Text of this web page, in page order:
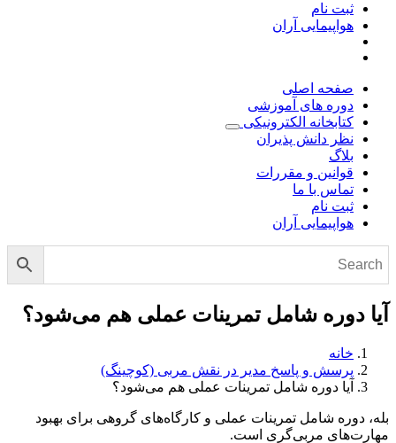
ثبت نام
هواپیمایی آران
صفحه اصلی
دوره های آموزشی
کتابخانه الکترونیکی
نظر دانش پذیران
بلاگ
قوانین و مقررات
تماس با ما
ثبت نام
هواپیمایی آران
آیا دوره شامل تمرینات عملی هم می‌شود؟
خانه
پرسش و پاسخ مدیر در نقش مربی (کوچینگ)
آیا دوره شامل تمرینات عملی هم می‌شود؟
بله، دوره شامل تمرینات عملی و کارگاه‌های گروهی برای بهبود
مهارت‌های مربی‌گری است.